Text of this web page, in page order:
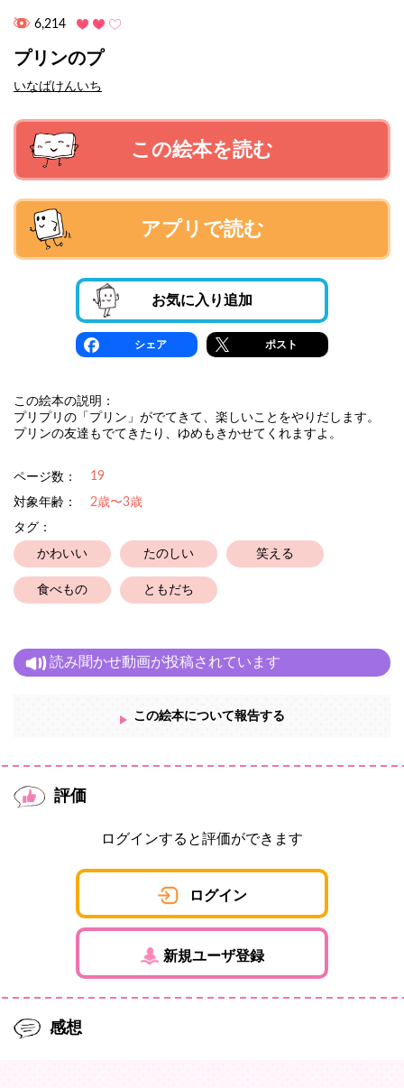
6,214
プリンのプ
いなばけんいち
この絵本を読む
アプリで読む
お気に入り追加
シェア ポスト
この絵本の説明：
プリプリの「プリン」がでてきて、楽しいことをやりだします。
プリンの友達もでてきたり、ゆめもきかせてくれますよ。
ページ数： 19
対象年齢：
2歳〜3歳
タグ：
かわいい たのしい 笑える
食べもの ともだち
読み聞かせ動画が投稿されています
この絵本について報告する
評価
ログインすると評価ができます
ログイン
新規ユーザ登録
感想